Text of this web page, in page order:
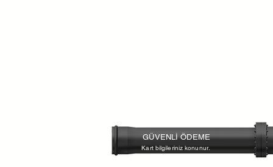
GÜVENLİ ÖDEME
Kart bilgileriniz konunur.